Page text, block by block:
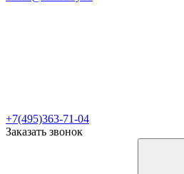
+7(495)363-71-04
Заказать звонок